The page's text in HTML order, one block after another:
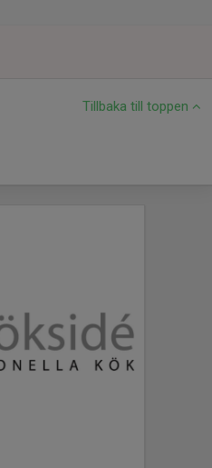
Tillbaka till toppen